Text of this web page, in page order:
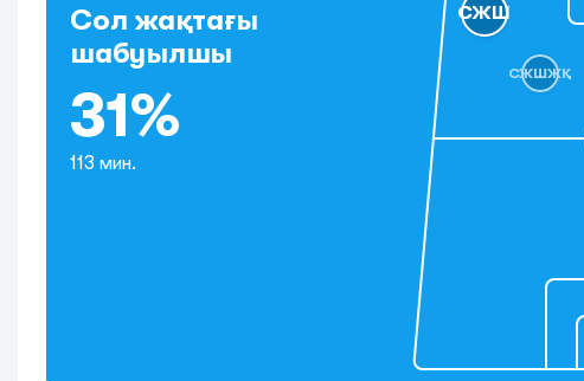
Сол жақтағы
шабуылшы
31%
113 мин.
СЖШ
СЖШЖҚ